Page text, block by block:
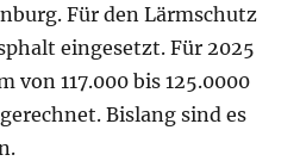
Für den Lärmschutz
eingesetzt. Für 2025
von 117.000 bis 125.0000
Bislang sind es